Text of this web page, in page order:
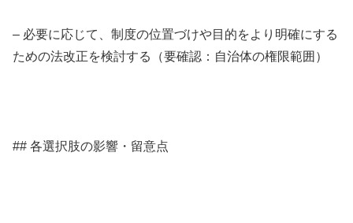
– 必要に応じて、制度の位置づけや目的をより明確にする
ための法改正を検討する（要確認：自治体の権限範囲）
## 各選択肢の影響・留意点